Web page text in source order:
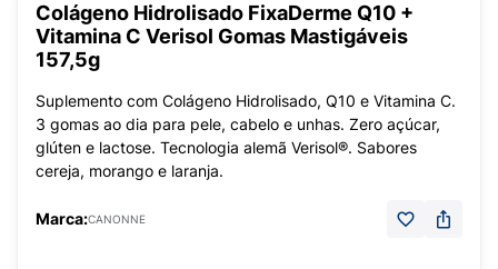
Colágeno Hidrolisado FixaDerme Q10 +
Vitamina C Verisol Gomas Mastigáveis
157,5g
Suplemento com Colágeno Hidrolisado, Q10 e Vitamina C.
3 gomas ao dia para pele, cabelo e unhas. Zero açúcar,
glúten e lactose. Tecnologia alemã Verisol®. Sabores
cereja, morango e laranja.
Marca:CANONNE